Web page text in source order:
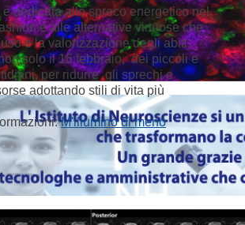
è dedicata allo spreco energetico nel
e alle alternative virtuose che
e la valorizzazione degli abiti.
solo il 16 febbraio, dei piccoli e
per ridurre gli sprechi e
adottando stili di vita più
M'illumino di meno